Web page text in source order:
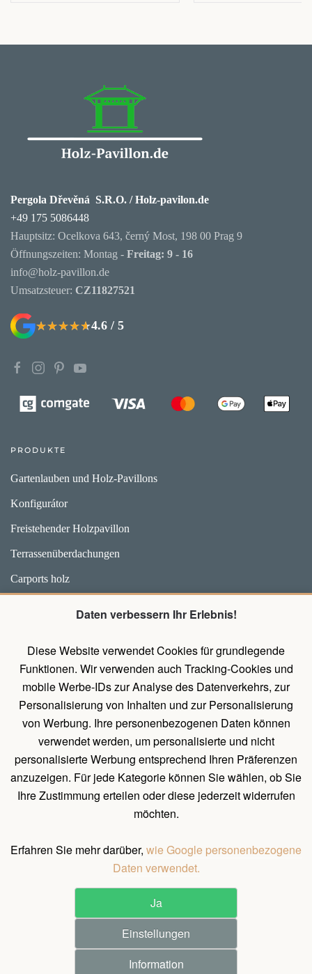
Daten verbessern Ihr Erlebnis!
Diese Website verwendet Cookies für grundlegende
Funktionen. Wir verwenden auch Tracking-Cookies und
mobile Werbe-IDs zur Analyse des Datenverkehrs, zur
Personalisierung von Inhalten und zur Personalisierung
von Werbung. Ihre personenbezogenen Daten können
verwendet werden, um personalisierte und nicht
personalisierte Werbung entsprechend Ihren Präferenzen
anzuzeigen. Für jede Kategorie können Sie wählen, ob Sie
Ihre Zustimmung erteilen oder diese jederzeit widerrufen
möchten.
Erfahren Sie mehr darüber, wie Google personenbezogene
Daten verwendet.
Ja
Einstellungen
Information
Pergola Dřevěná S.R.O. / Holz-pavilon.de
+49 175 5086448
Hauptsitz: Ocelkova 643, černý Most, 198 00 Prag 9
Öffnungszeiten: Montag - Freitag: 9 - 16
info@holz-pavillon.de
Umsatzsteuer: CZ11827521
★★★★★
★★★★★4.6 / 5
PRODUKTE
Gartenlauben und Holz-Pavillons
Konfigurátor
Freistehender Holzpavillon
Terrassenüberdachungen
Carports holz
Pavillons mit Wänden
UNTERLAGEN
Belehrung über das Widerrufsrecht
Allgemeines Verfahren zum Erstellen einer Bestellung
Natürliche Holzeigenschaften
All rights reserved.
Pergola Dřevěná s.r.o. / Holz-pavilon.de
Realization ♥ JOOMLA GURU